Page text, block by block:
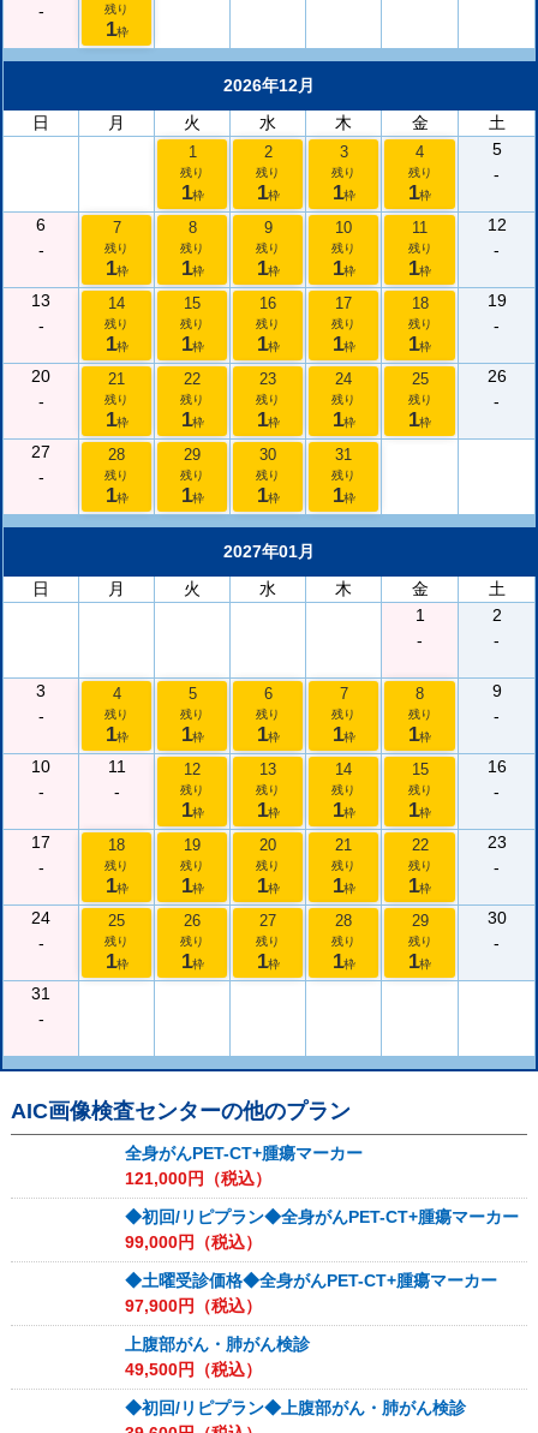
-
残り
1枠
2026年12月
日
月 火 水 木 金 土
1
残り
1枠
2
残り
1枠
3
残り
1枠
4
残り
1枠
5
-
6
-
7
残り
1枠
8
残り
1枠
9
残り
1枠
10
残り
1枠
11
残り
1枠
12
-
13
-
14
残り
1枠
15
残り
1枠
16
残り
1枠
17
残り
1枠
18
残り
1枠
19
-
20
-
21
残り
1枠
22
残り
1枠
23
残り
1枠
24
残り
1枠
25
残り
1枠
26
-
27
-
28
残り
1枠
29
残り
1枠
30
残り
1枠
31
残り
1枠
2027年01月
日
月 火 水 木 金
土
1
-
2
-
3
-
4
残り
1枠
5
残り
1枠
6
残り
1枠
7
残り
1枠
8
残り
1枠
9
-
10
-
11
-
12
残り
1枠
13
残り
1枠
14
残り
1枠
15
残り
1枠
16
-
17
-
18
残り
1枠
19
残り
1枠
20
残り
1枠
21
残り
1枠
22
残り
1枠
23
-
24
-
25
残り
1枠
26
残り
1枠
27
残り
1枠
28
残り
1枠
29
残り
1枠
30
-
31
-
AIC画像検査センターの他のプラン
全身がんPET-CT+腫瘍マーカー
121,000円（税込）
◆初回/リピプラン◆全身がんPET-CT+腫瘍マーカー
99,000円（税込）
◆土曜受診価格◆全身がんPET-CT+腫瘍マーカー
97,900円（税込）
上腹部がん・肺がん検診
49,500円（税込）
◆初回/リピプラン◆上腹部がん・肺がん検診